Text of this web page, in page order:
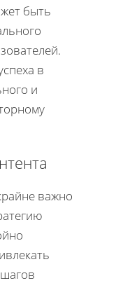
быть
в
и
важно